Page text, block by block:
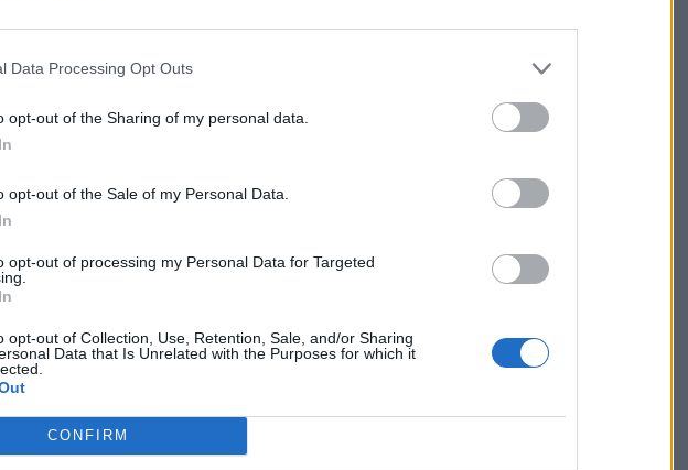
Data Processing Opt Outs
opt-out of the Sharing of my personal data.
opt-out of the Sale of my Personal Data.
opt-out of processing my Personal Data for Targeted
opt-out of Collection, Use, Retention, Sale, and/or Sharing
Data that Is Unrelated with the Purposes for which it
CONFIRM
megtartani, ugyanakkor kevés az esély arra, hogy a
idényre kölcsönadják.
Marius Ștefănescu visszatérésének lehetősége is. A
igazolhatóvá vált, miután mindössze hét hónap után
Konyasportól.
klubtulajdonos szeretné ismét
látni a játékost, aki 2018 és 2024 között
volt az együttesnek.